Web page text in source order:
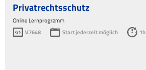
Privatrechtsschutz
Online Lernprogramm
V7648
Start jederzeit möglich